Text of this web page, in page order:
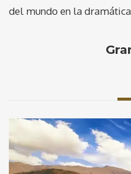
del mundo en la